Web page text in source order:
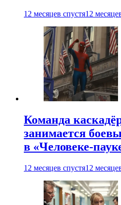
12 месяцев спустя12
Команда
занимается
в «Человеке-
12 месяцев спустя12